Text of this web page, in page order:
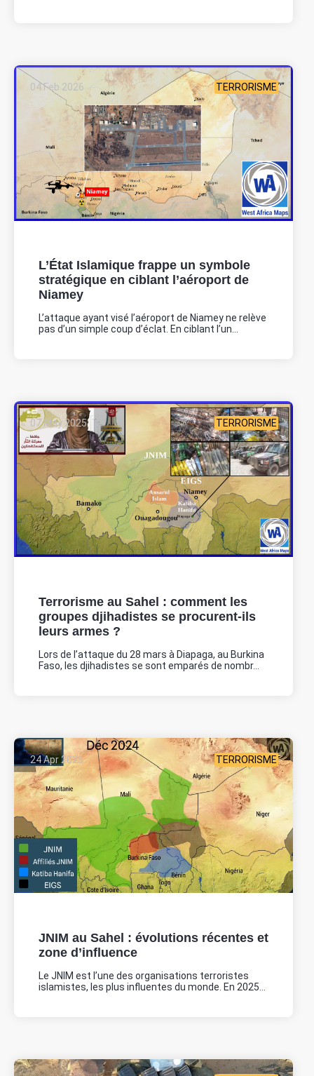
L’État Islamique frappe un symbole
stratégique en ciblant l’aéroport de
Niamey
TERRORISME
L’attaque ayant visé l’aéroport de Niamey ne relève
pas d’un simple coup d’éclat. En ciblant l’un...
04 Feb 2026
Terrorisme au Sahel : comment les
groupes djihadistes se procurent-ils
leurs armes ?
TERRORISME
Lors de l’attaque du 28 mars à Diapaga, au Burkina
Faso, les djihadistes se sont emparés de nombr...
07 May 2025
JNIM au Sahel : évolutions récentes et
zone d’influence
TERRORISME
Le JNIM est l’une des organisations terroristes
islamistes, les plus influentes du monde. En 2025...
24 Apr 2025